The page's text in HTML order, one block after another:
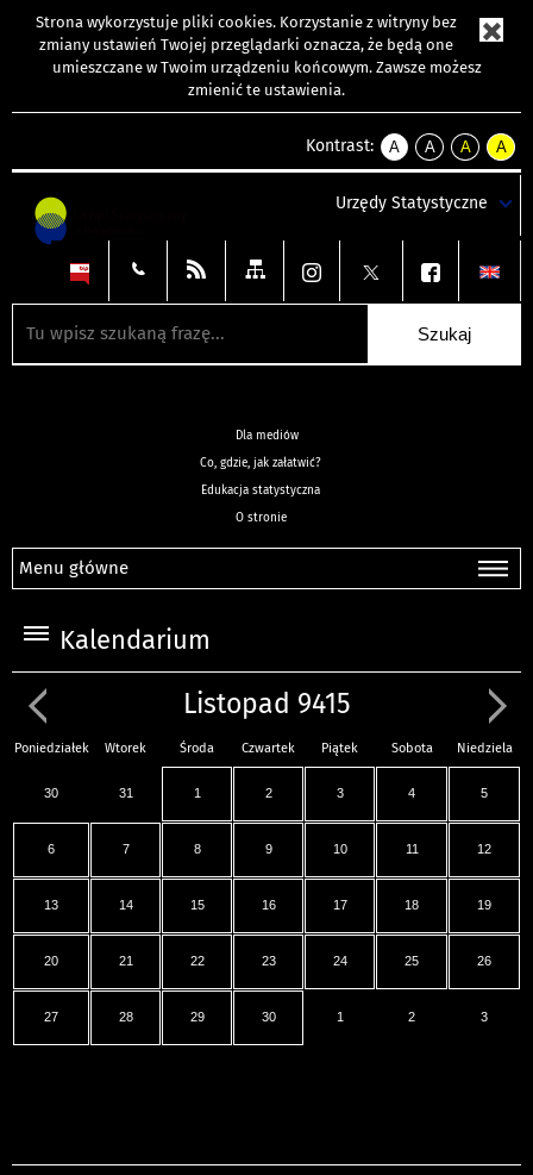
Strona wykorzystuje pliki cookies. Korzystanie z witryny bez
zmiany ustawień Twojej przeglądarki oznacza, że będą one
umieszczane w Twoim urządzeniu końcowym. Zawsze możesz
zmienić te ustawienia.
Kontrast:
A
kontrast
A
kontrast
tekst
czarnym
A
kontrast
tekst
czarnym
A
tekst
żółtym
Urzędy Statystyczne
Dla mediów
Co, gdzie, jak załatwić?
Edukacja statystyczna
O stronie
Menu główne
Kalendarium
Listopad 9415
Poniedziałek Wtorek Środa Czwartek Piątek Sobota Niedziela
30 31 1 2 3 4 5
6 7 8 9 10 11 12
13 14 15 16 17 18 19
20 21 22 23 24 25 26
27 28 29 30 1 2 3